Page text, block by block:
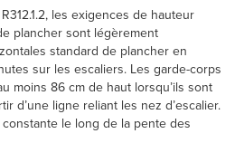
les exigences de hauteur
plancher sont légèrement
standard de plancher en
sur les escaliers. Les garde-corps
moins 86 cm de haut lorsqu’ils sont
d’une ligne reliant les nez d’escalier.
le long de la pente des